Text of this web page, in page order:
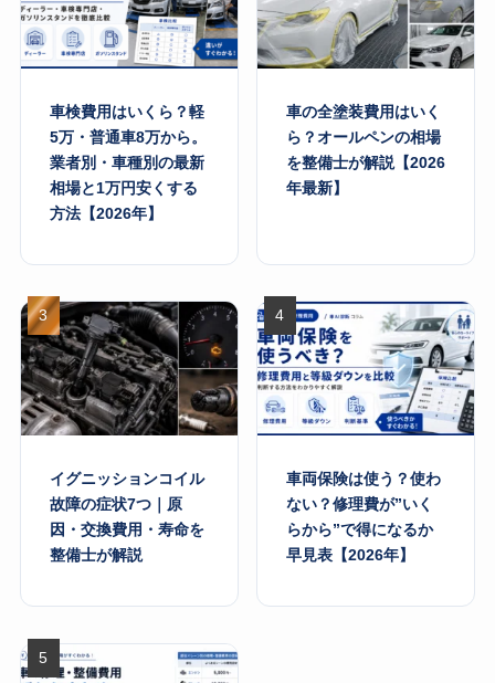
車検費用はいくら？軽
5万・普通車8万から。
業者別・車種別の最新
相場と1万円安くする
方法【2026年】
車の全塗装費用はいく
ら？オールペンの相場
を整備士が解説【2026
年最新】
イグニッションコイル
故障の症状7つ｜原
因・交換費用・寿命を
整備士が解説
車両保険は使う？使わ
ない？修理費が”いく
らから”で得になるか
早見表【2026年】